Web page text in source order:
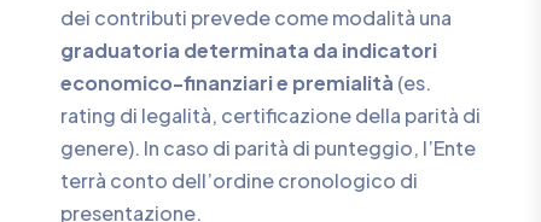
dei contributi prevede come modalità una
graduatoria determinata da indicatori
economico-finanziari e premialità (es.
rating di legalità, certificazione della parità di
genere). In caso di parità di punteggio, l’Ente
terrà conto dell’ordine cronologico di
presentazione.